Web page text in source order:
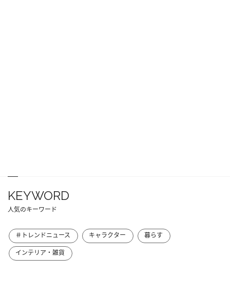
KEYWORD
人気のキーワード
＃トレンドニュース キャラクター
暮らす
インテリア・雑貨